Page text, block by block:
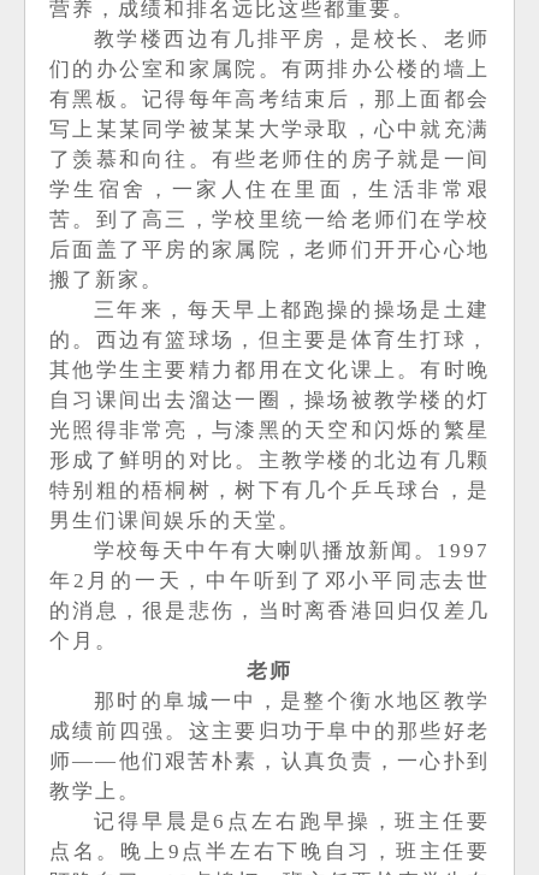
营养，成绩和排名远比这些都重要。
教学楼西边有几排平房，是校长、老师
们的办公室和家属院。有两排办公楼的墙上
有黑板。记得每年高考结束后，那上面都会
写上某某同学被某某大学录取，心中就充满
了羡慕和向往。有些老师住的房子就是一间
学生宿舍，一家人住在里面，生活非常艰
苦。到了高三，学校里统一给老师们在学校
后面盖了平房的家属院，老师们开开心心地
搬了新家。
三年来，每天早上都跑操的操场是土建
的。西边有篮球场，但主要是体育生打球，
其他学生主要精力都用在文化课上。有时晚
自习课间出去溜达一圈，操场被教学楼的灯
光照得非常亮，与漆黑的天空和闪烁的繁星
形成了鲜明的对比。主教学楼的北边有几颗
特别粗的梧桐树，树下有几个乒乓球台，是
男生们课间娱乐的天堂。
学校每天中午有大喇叭播放新闻。 1997
年2月的一天，中午听到了邓小平 同志去世
的消息，很是悲伤，当时离香港回归仅差几
个月。
老师
那时的阜城一中，是整个衡水地区教学
成绩前四强。这主要归功于阜中的那些好老
师——他们艰苦朴素，认真负责，一心扑到
教学上。
记得早晨是6点左右跑早操，班主任要
点名 。晚上 9点半左右下晚自习，班主任要